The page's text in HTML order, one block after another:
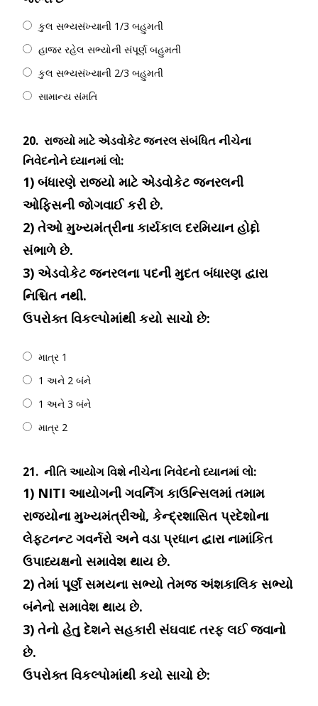
કુલ સભ્યસંખ્યાની 1/3 બહુમતી
હાજર રહેલ સભ્યોની સંપૂર્ણ બહુમતી
કુલ સભ્યસંખ્યાની 2/3 બહુમતી
સામાન્ય સંમતિ
20. રાજ્યો માટે એડવોકેટ જનરલ સંબંધિત નીચેના
નિવેદનોને ધ્યાનમાં લો:
1) બંધારણે રાજ્યો માટે એડવોકેટ જનરલની
ઓફિસની જોગવાઈ કરી છે.
2) તેઓ મુખ્યમંત્રીના કાર્યકાલ દરમિયાન હોદ્દો
સંભાળે છે.
3) એડવોકેટ જનરલના પદની મુદત બંધારણ દ્વારા
નિશ્ચિત નથી.
ઉપરોક્ત વિકલ્પોમાંથી કયો સાચો છે:
માત્ર 1
1 અને 2 બંને
1 અને 3 બંને
માત્ર 2
21. નીતિ આયોગ વિશે નીચેના નિવેદનો ધ્યાનમાં લો:
1) NITI આયોગની ગવર્નિંગ કાઉન્સિલમાં તમામ
રાજ્યોના મુખ્યમંત્રીઓ, કેન્દ્રશાસિત પ્રદેશોના
લેફ્ટનન્ટ ગવર્નરો અને વડા પ્રધાન દ્વારા નામાંકિત
ઉપાધ્યક્ષનો સમાવેશ થાય છે.
2) તેમાં પૂર્ણ સમયના સભ્યો તેમજ અંશકાલિક સભ્યો
બંનેનો સમાવેશ થાય છે.
3) તેનો હેતુ દેશને સહકારી સંઘવાદ તરફ લઈ જવાનો
છે.
ઉપરોક્ત વિકલ્પોમાંથી કયો સાચો છે: